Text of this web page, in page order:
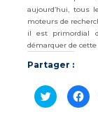
aujourd’hui, tous
moteurs de
il est primordial
démarquer de
Partager :
Cliquez
pour
partager